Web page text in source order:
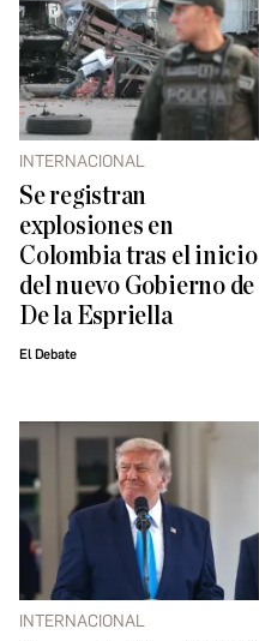
INTERNACIONAL
Se registran
explosiones en
Colombia tras el inicio
del nuevo Gobierno de
De la Espriella
El Debate
INTERNACIONAL